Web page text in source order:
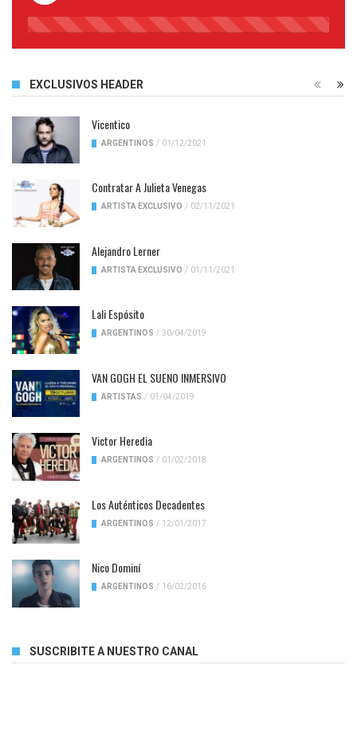
45%
EXCLUSIVOS HEADER
Vicentico
ARGENTINOS / 01/12/2021
Contratar A Julieta Venegas
ARTISTA EXCLUSIVO / 02/11/2021
Alejandro Lerner
ARTISTA EXCLUSIVO / 01/11/2021
Lali Espósito
ARGENTINOS / 30/04/2019
VAN GOGH EL SUENO INMERSIVO
ARTISTAS / 01/04/2019
Victor Heredia
ARGENTINOS / 01/02/2018
Los Auténticos Decadentes
ARGENTINOS / 12/01/2017
Nico Dominí
ARGENTINOS / 16/02/2016
SUSCRIBITE A NUESTRO CANAL